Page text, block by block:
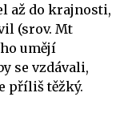
až do krajnosti,
(srov. Mt
umějí
se vzdávali,
příliš těžký.